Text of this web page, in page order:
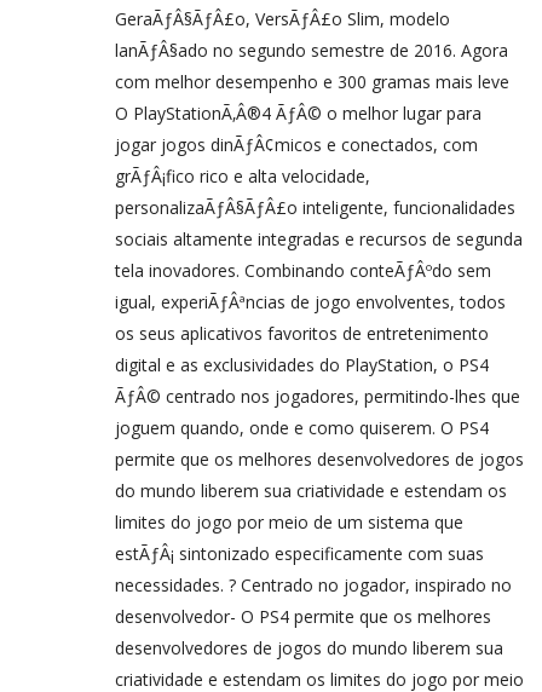
GeraÃƒÂ§ÃƒÂ£o, VersÃƒÂ£o Slim, modelo
lanÃƒÂ§ado no segundo semestre de 2016. Agora
com melhor desempenho e 300 gramas mais leve
O PlayStationÃ‚Â®4 ÃƒÂ© o melhor lugar para
jogar jogos dinÃƒÂ¢micos e conectados, com
grÃƒÂ¡fico rico e alta velocidade,
personalizaÃƒÂ§ÃƒÂ£o inteligente, funcionalidades
sociais altamente integradas e recursos de segunda
tela inovadores. Combinando conteÃƒÂºdo sem
igual, experiÃƒÂªncias de jogo envolventes, todos
os seus aplicativos favoritos de entretenimento
digital e as exclusividades do PlayStation, o PS4
ÃƒÂ© centrado nos jogadores, permitindo-lhes que
joguem quando, onde e como quiserem. O PS4
permite que os melhores desenvolvedores de jogos
do mundo liberem sua criatividade e estendam os
limites do jogo por meio de um sistema que
estÃƒÂ¡ sintonizado especificamente com suas
necessidades. ? Centrado no jogador, inspirado no
desenvolvedor- O PS4 permite que os melhores
desenvolvedores de jogos do mundo liberem sua
criatividade e estendam os limites do jogo por meio